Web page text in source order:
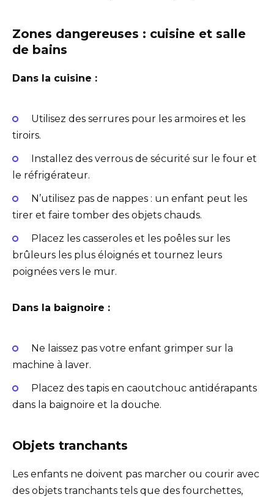
Zones dangereuses : cuisine et salle
de bains
Dans la cuisine :
Utilisez des serrures pour les armoires et les
tiroirs.
Installez des verrous de sécurité sur le four et
le réfrigérateur.
N’utilisez pas de nappes : un enfant peut les
tirer et faire tomber des objets chauds.
Placez les casseroles et les poêles sur les
brûleurs les plus éloignés et tournez leurs
poignées vers le mur.
Dans la baignoire :
Ne laissez pas votre enfant grimper sur la
machine à laver.
Placez des tapis en caoutchouc antidérapants
dans la baignoire et la douche.
Objets tranchants
Les enfants ne doivent pas marcher ou courir avec
des objets tranchants tels que des fourchettes,